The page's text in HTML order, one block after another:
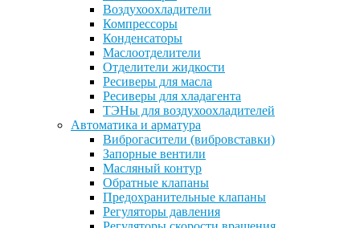
Воздухоохладители
Компрессоры
Конденсаторы
Маслоотделители
Отделители жидкости
Ресиверы для масла
Ресиверы для хладагента
ТЭНы для воздухоохладителей
Автоматика и арматура
Виброгасители (вибровставки)
Запорные вентили
Масляный контур
Обратные клапаны
Предохранительные клапаны
Регуляторы давления